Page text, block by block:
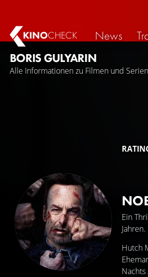
KINOCHECK News
BORIS GULYARIN
Alle Informationen zu Filmen und
Ein
Jahren.
Hutch